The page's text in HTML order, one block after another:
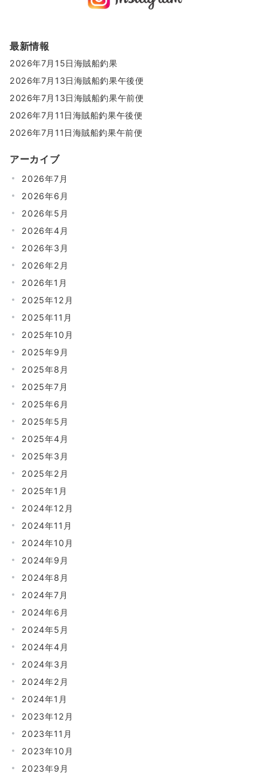
最新情報
2026年7月15日海賊船釣果
2026年7月13日海賊船釣果午後便
2026年7月13日海賊船釣果午前便
2026年7月11日海賊船釣果午後便
2026年7月11日海賊船釣果午前便
アーカイブ
2026年7月
2026年6月
2026年5月
2026年4月
2026年3月
2026年2月
2026年1月
2025年12月
2025年11月
2025年10月
2025年9月
2025年8月
2025年7月
2025年6月
2025年5月
2025年4月
2025年3月
2025年2月
2025年1月
2024年12月
2024年11月
2024年10月
2024年9月
2024年8月
2024年7月
2024年6月
2024年5月
2024年4月
2024年3月
2024年2月
2024年1月
2023年12月
2023年11月
2023年10月
2023年9月